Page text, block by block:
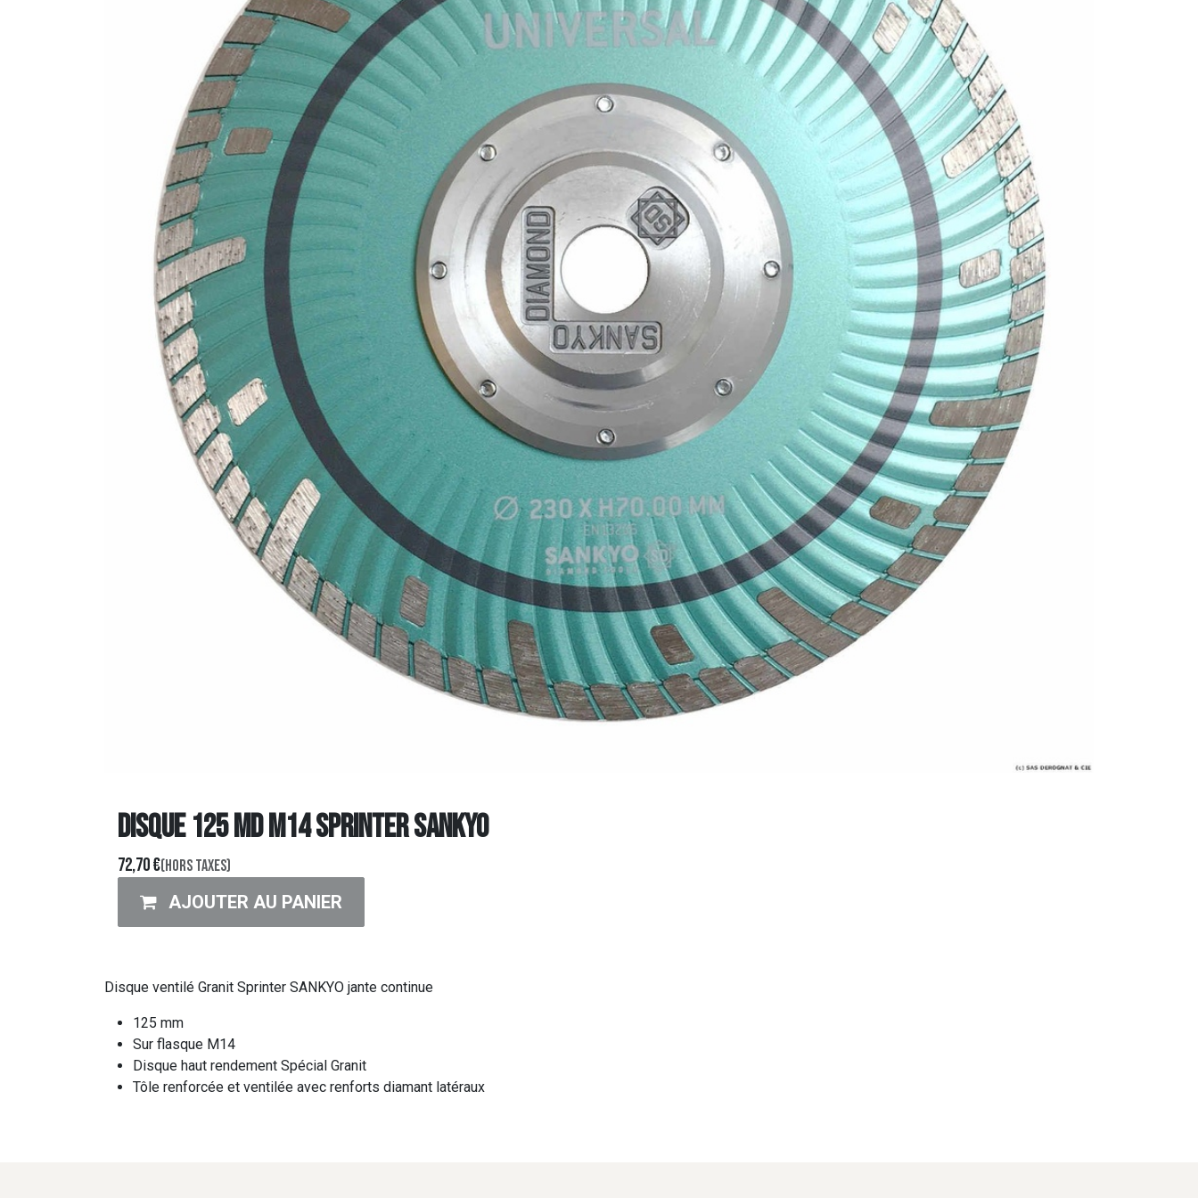
DISQUE 125 MD M14 sprinter SANKYO
72,70€(Hors taxes)
AJOUTER AU PANIER
Disque ventilé Granit Sprinter SANKYO jante continue
125 mm
Sur flasque M14
Disque haut rendement Spécial Granit
Tôle renforcée et ventilée avec renforts diamant latéraux